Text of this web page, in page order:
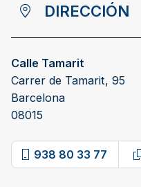
DIRECCIÓN
Calle Tamarit
Carrer de Tamarit, 95
Barcelona
08015
938 80 33 77